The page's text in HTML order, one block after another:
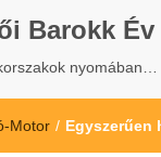
Barokk Év
nyomában…
Motor / Egyszerűen